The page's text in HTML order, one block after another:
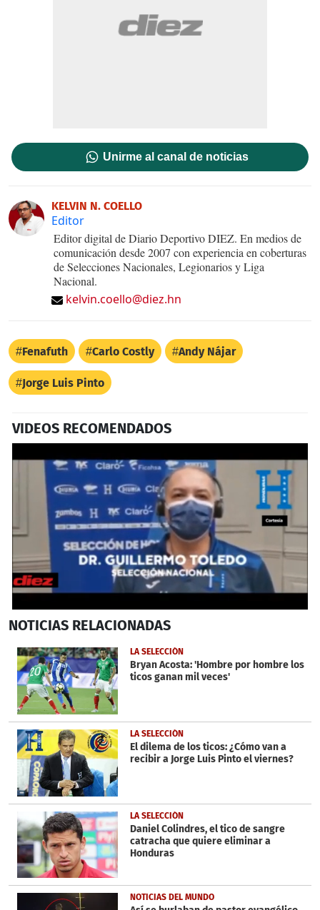
Unirme al canal de noticias
KELVIN N. COELLO
Editor
Editor digital de Diario Deportivo DIEZ. En medios de
comunicación desde 2007 con experiencia en coberturas
de Selecciones Nacionales, Legionarios y Liga
Nacional.
kelvin.coello@diez.hn
Fenafuth Carlo Costly Andy Nájar
Jorge Luis Pinto
VIDEOS RECOMENDADOS
seconds
2
minutes,
5
seconds
NOTICIAS RELACIONADAS
LA SELECCIÓN
Bryan Acosta: 'Hombre por hombre los
ticos ganan mil veces'
LA SELECCIÓN
El dilema de los ticos: ¿Cómo van a
recibir a Jorge Luis Pinto el viernes?
LA SELECCIÓN
Daniel Colindres, el tico de sangre
catracha que quiere eliminar a
Honduras
NOTICIAS DEL MUNDO